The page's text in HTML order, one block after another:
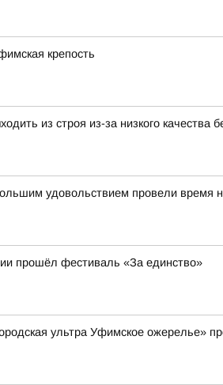
крепость
из строя из-за низкого качества
удовольствием провели время
прошёл фестиваль «За единство»
ультра Уфимское ожерелье»